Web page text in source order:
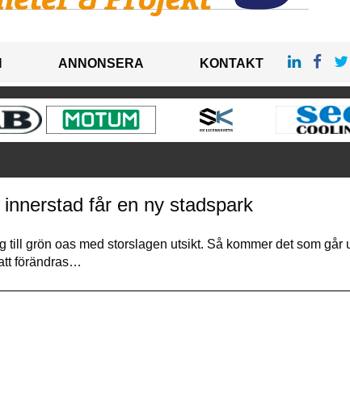
ANNONSERA KONTAKT
får en ny stadspark
till grön oas med storslagen utsikt. Så kommer det som går
förändras…